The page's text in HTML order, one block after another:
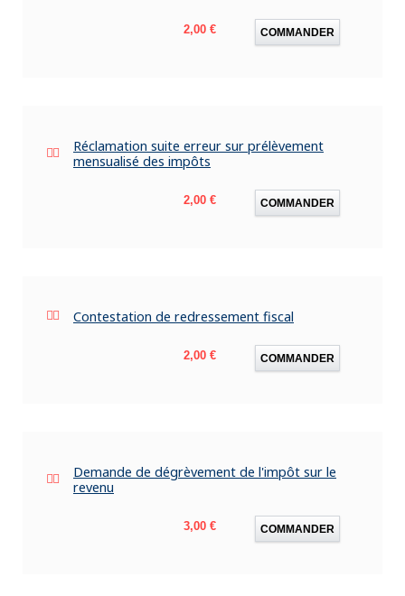
Prix
2,00 € COMMANDER
Réclamation suite erreur sur prélèvement
mensualisé des impôts
Prix
2,00 € COMMANDER
Contestation de redressement fiscal
Prix
2,00 € COMMANDER
Demande de dégrèvement de l'impôt sur le
revenu
Prix
3,00 € COMMANDER